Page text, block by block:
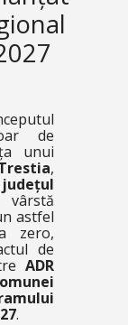
de
unui
,
astfel
zero,
de
ADR
.